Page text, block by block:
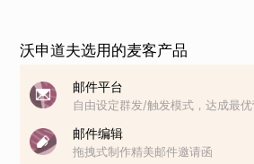
沃申道夫选用的麦客产品
邮件平台
自由设定群发/触发模式，达成最
邮件编辑
拖拽式制作精美邮件邀请函